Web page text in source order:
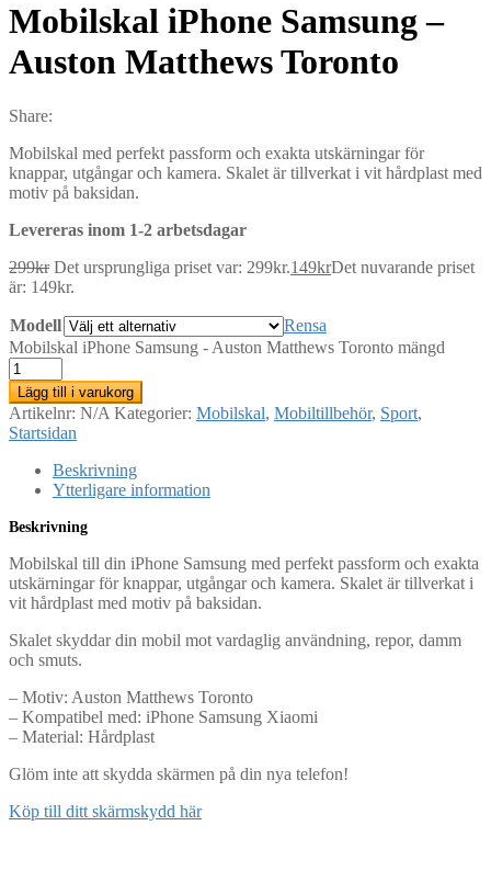
Mobilskal iPhone Samsung –
Auston Matthews Toronto
Share:
Mobilskal med perfekt passform och exakta utskärningar för
knappar, utgångar och kamera. Skalet är tillverkat i vit hårdplast med
motiv på baksidan.
Levereras inom 1-2 arbetsdagar
299kr Det ursprungliga priset var: 299kr.149krDet nuvarande priset
är: 149kr.
Modell
Rensa
Mobilskal iPhone Samsung - Auston Matthews Toronto mängd
Lägg till i varukorg
Artikelnr: N/A Kategorier: Mobilskal, Mobiltillbehör, Sport,
Startsidan
Beskrivning
Ytterligare information
Beskrivning
Mobilskal till din iPhone Samsung med perfekt passform och exakta
utskärningar för knappar, utgångar och kamera. Skalet är tillverkat i
vit hårdplast med motiv på baksidan.
Skalet skyddar din mobil mot vardaglig användning, repor, damm
och smuts.
– Motiv: Auston Matthews Toronto
– Kompatibel med: iPhone Samsung Xiaomi
– Material: Hårdplast
Glöm inte att skydda skärmen på din nya telefon!
Köp till ditt skärmskydd här